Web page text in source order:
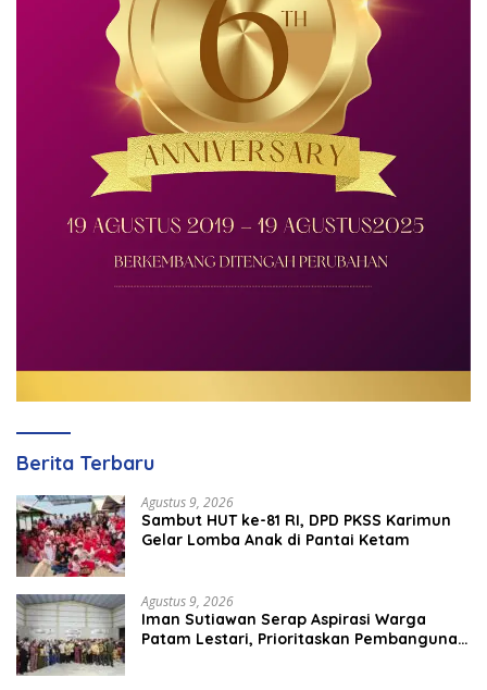
Berita Terbaru
Agustus 9, 2026
Sambut HUT ke-81 RI, DPD PKSS Karimun
Gelar Lomba Anak di Pantai Ketam
Agustus 9, 2026
Iman Sutiawan Serap Aspirasi Warga
Patam Lestari, Prioritaskan Pembangunan